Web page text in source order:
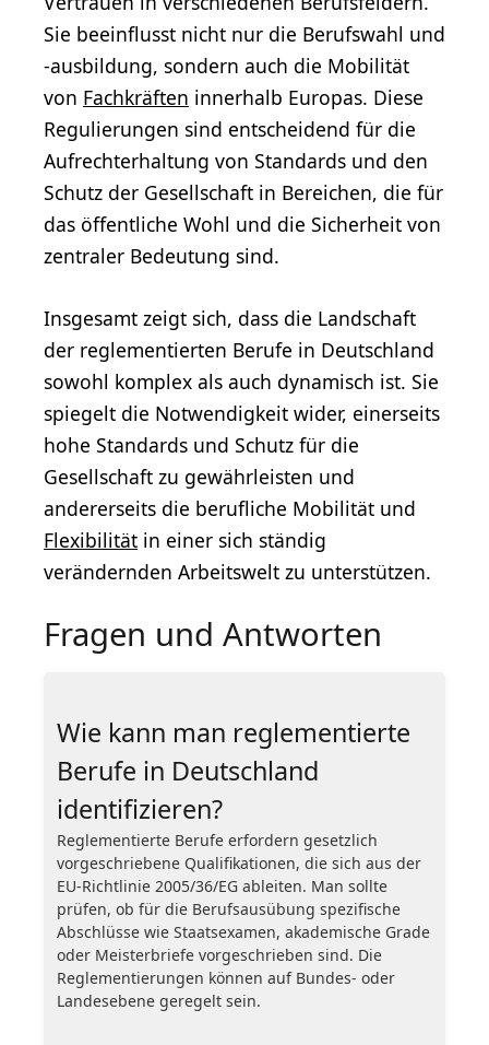
Sie beeinflusst nicht nur die Berufswahl und
-ausbildung, sondern auch die Mobilität
von Fachkräften innerhalb Europas. Diese
Regulierungen sind entscheidend für die
Aufrechterhaltung von Standards und den
Schutz der Gesellschaft in Bereichen, die für
das öffentliche Wohl und die Sicherheit von
zentraler Bedeutung sind.
Insgesamt zeigt sich, dass die Landschaft
der reglementierten Berufe in Deutschland
sowohl komplex als auch dynamisch ist. Sie
spiegelt die Notwendigkeit wider, einerseits
hohe Standards und Schutz für die
Gesellschaft zu gewährleisten und
andererseits die berufliche Mobilität und
Flexibilität in einer sich ständig
verändernden Arbeitswelt zu unterstützen.
Fragen und Antworten
Wie kann man reglementierte
Berufe in Deutschland
identifizieren?
Reglementierte Berufe erfordern gesetzlich
vorgeschriebene Qualifikationen, die sich aus der
EU-Richtlinie 2005/36/EG ableiten. Man sollte
prüfen, ob für die Berufsausübung spezifische
Abschlüsse wie Staatsexamen, akademische Grade
oder Meisterbriefe vorgeschrieben sind. Die
Reglementierungen können auf Bundes- oder
Landesebene geregelt sein.